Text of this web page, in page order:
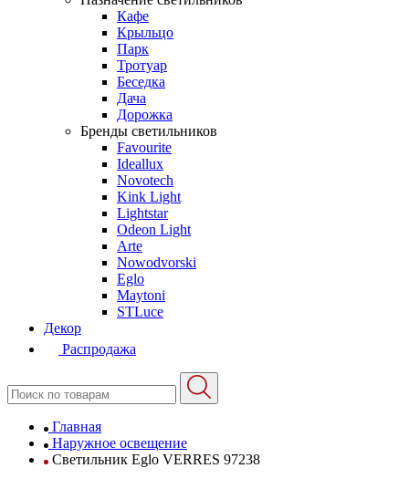
Кафе
Крыльцо
Парк
Тротуар
Беседка
Дача
Дорожка
Бренды светильников
Favourite
Ideallux
Novotech
Kink Light
Lightstar
Odeon Light
Arte
Nowodvorski
Eglo
Maytoni
STLuce
Декор
Распродажа
Главная
Наружное освещение
Светильник Eglo VERRES 97238